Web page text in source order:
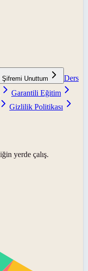
Şifremi Unuttum
Ders
Garantili Eğitim
Gizlilik Politikası
yerde çalış.